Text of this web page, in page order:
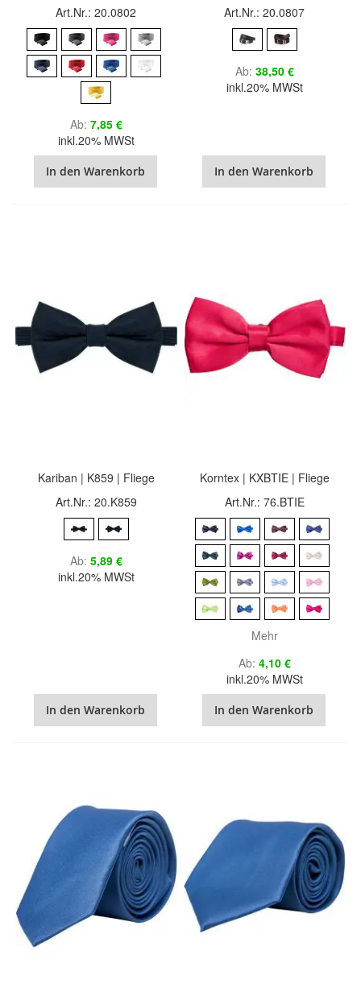
Art.Nr.: 20.0802
Ab 7,85 €
inkl.20% MWSt
In den Warenkorb
Art.Nr.: 20.0807
Ab 38,50 €
inkl.20% MWSt
In den Warenkorb
Kariban | K859 | Fliege
Art.Nr.: 20.K859
Ab 5,89 €
inkl.20% MWSt
In den Warenkorb
Korntex | KXBTIE | Fliege
Art.Nr.: 76.BTIE
Mehr
Ab 4,10 €
inkl.20% MWSt
In den Warenkorb